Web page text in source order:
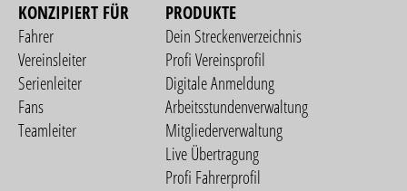
KONZIPIERT FÜR
Fahrer
Vereinsleiter
Serienleiter
Fans
Teamleiter
PRODUKTE
Dein Streckenverzeichnis
Profi Vereinsprofil
Digitale Anmeldung
Arbeitsstundenverwaltung
Mitgliederverwaltung
Live Übertragung
Profi Fahrerprofil